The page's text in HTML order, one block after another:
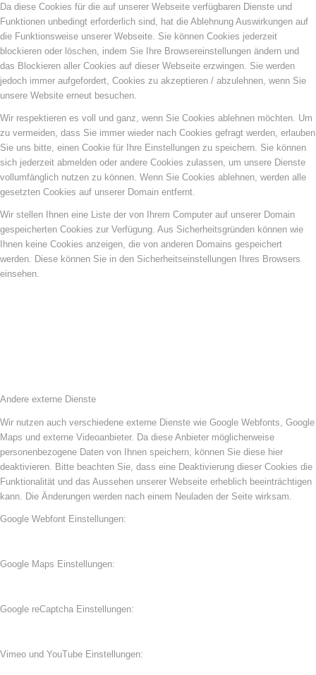
Da diese Cookies für die auf unserer Webseite verfügbaren Dienste und
Funktionen unbedingt erforderlich sind, hat die Ablehnung Auswirkungen auf
die Funktionsweise unserer Webseite. Sie können Cookies jederzeit
blockieren oder löschen, indem Sie Ihre Browsereinstellungen ändern und
das Blockieren aller Cookies auf dieser Webseite erzwingen. Sie werden
jedoch immer aufgefordert, Cookies zu akzeptieren / abzulehnen, wenn Sie
unsere Website erneut besuchen.
Wir respektieren es voll und ganz, wenn Sie Cookies ablehnen möchten. Um
zu vermeiden, dass Sie immer wieder nach Cookies gefragt werden, erlauben
Sie uns bitte, einen Cookie für Ihre Einstellungen zu speichern. Sie können
sich jederzeit abmelden oder andere Cookies zulassen, um unsere Dienste
vollumfänglich nutzen zu können. Wenn Sie Cookies ablehnen, werden alle
gesetzten Cookies auf unserer Domain entfernt.
Wir stellen Ihnen eine Liste der von Ihrem Computer auf unserer Domain
gespeicherten Cookies zur Verfügung. Aus Sicherheitsgründen können wie
Ihnen keine Cookies anzeigen, die von anderen Domains gespeichert
werden. Diese können Sie in den Sicherheitseinstellungen Ihres Browsers
einsehen.
Andere externe Dienste
Wir nutzen auch verschiedene externe Dienste wie Google Webfonts, Google
Maps und externe Videoanbieter. Da diese Anbieter möglicherweise
personenbezogene Daten von Ihnen speichern, können Sie diese hier
deaktivieren. Bitte beachten Sie, dass eine Deaktivierung dieser Cookies die
Funktionalität und das Aussehen unserer Webseite erheblich beeinträchtigen
kann. Die Änderungen werden nach einem Neuladen der Seite wirksam.
Google Webfont Einstellungen:
Google Maps Einstellungen:
Google reCaptcha Einstellungen:
Vimeo und YouTube Einstellungen: